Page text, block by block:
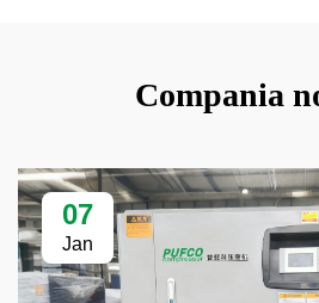
Compania
07
Jan